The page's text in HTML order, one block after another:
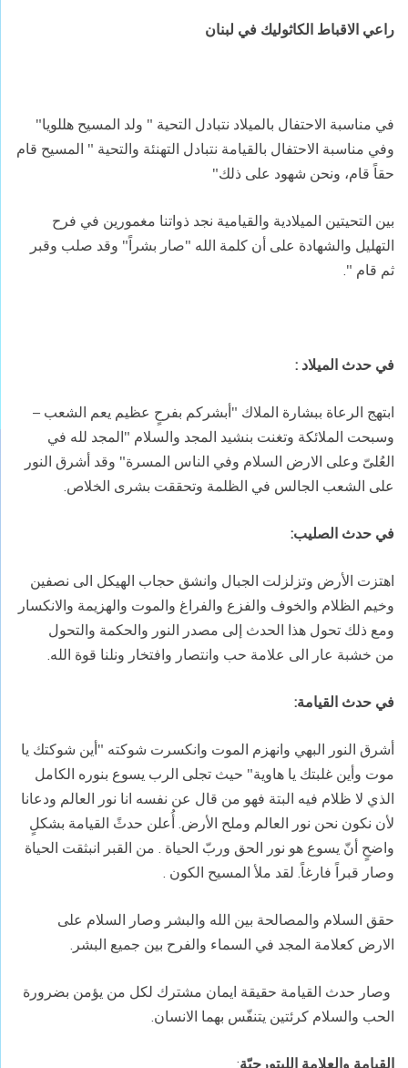
راعي الاقباط الكاثوليك في لبنان
في مناسبة الاحتفال بالميلاد نتبادل التحية " ولد المسيح هللويا"
وفي مناسبة الاحتفال بالقيامة نتبادل التهنئة والتحية " المسيح قام
حقاً قام، ونحن شهود على ذلك"
بين التحيتين الميلادية والقيامية نجد ذواتنا مغمورين في فرح
التهليل والشهادة على أن كلمة الله "صار بشراً" وقد صلب وقبر
ثم قام ".
في حدث الميلاد :
ابتهج الرعاة ببشارة الملاك "أبشركم بفرحٍ عظيم يعم الشعب –
وسبحت الملائكة وتغنت بنشيد المجد والسلام "المجد لله في
العُلىّ وعلى الارض السلام وفي الناس المسرة" وقد أشرق النور
على الشعب الجالس في الظلمة وتحققت بشرى الخلاص.
في حدث الصليب:
اهتزت الأرض وتزلزلت الجبال وانشق حجاب الهيكل الى نصفين
وخيم الظلام والخوف والفزع والفراغ والموت والهزيمة والانكسار
ومع ذلك تحول هذا الحدث إلى مصدر النور والحكمة والتحول
من خشبة عار الى علامة حب وانتصار وافتخار ونلنا قوة الله.
في حدث القيامة:
أشرق النور البهي وانهزم الموت وانكسرت شوكته "أين شوكتك يا
موت وأين غلبتك يا هاوية" حيث تجلى الرب يسوع بنوره الكامل
الذي لا ظلام فيه البتة فهو من قال عن نفسه انا نور العالم ودعانا
لأن نكون نحن نور العالم وملح الأرض. أُعلن حدثً القيامة بشكلٍ
واضحٍ أنّ يسوع هو نور الحق وربّ الحياة . من القبر انبثقت الحياة
وصار قبراً فارغاً. لقد ملأ المسيح الكون .
حقق السلام والمصالحة بين الله والبشر وصار السلام على
الارض كعلامة المجد في السماء والفرح بين جميع البشر.
وصار حدث القيامة حقيقة ايمان مشترك لكل من يؤمن بضرورة
الحب والسلام كرئتين يتنفّس بهما الانسان.
القيامة والعلامة الليتورجيّة: